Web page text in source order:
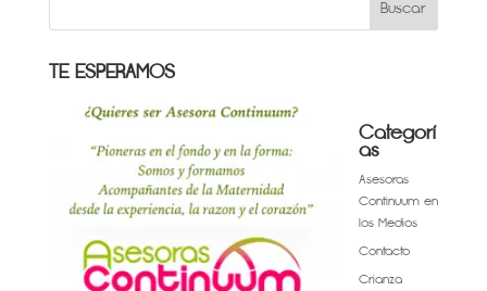
TE ESPERAMOS
Categorí
as
Asesoras
Continuum en
los Medios
Contacto
Crianza